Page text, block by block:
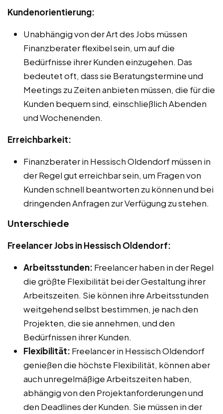
Kundenorientierung:
Unabhängig von der Art des Jobs müssen
Finanzberater flexibel sein, um auf die
Bedürfnisse ihrer Kunden einzugehen. Das
bedeutet oft, dass sie Beratungstermine und
Meetings zu Zeiten anbieten müssen, die für die
Kunden bequem sind, einschließlich Abenden
und Wochenenden.
Erreichbarkeit:
Finanzberater in Hessisch Oldendorf müssen in
der Regel gut erreichbar sein, um Fragen von
Kunden schnell beantworten zu können und bei
dringenden Anfragen zur Verfügung zu stehen.
Unterschiede
Freelancer Jobs in Hessisch Oldendorf:
Arbeitsstunden: Freelancer haben in der Regel
die größte Flexibilität bei der Gestaltung ihrer
Arbeitszeiten. Sie können ihre Arbeitsstunden
weitgehend selbst bestimmen, je nach den
Projekten, die sie annehmen, und den
Bedürfnissen ihrer Kunden.
Flexibilität: Freelancer in Hessisch Oldendorf
genießen die höchste Flexibilität, können aber
auch unregelmäßige Arbeitszeiten haben,
abhängig von den Projektanforderungen und
den Deadlines der Kunden. Sie müssen in der